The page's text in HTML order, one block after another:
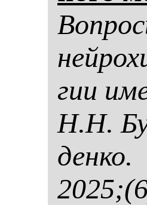
гии
Н.Н.
ден­ко.